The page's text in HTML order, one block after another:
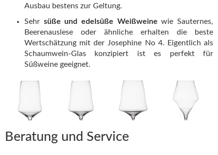
Ausbau bestens zur Geltung.
Sehr süße und edelsüße Weißweine wie Sauternes,
Beerenauslese oder ähnliche erhalten die beste
Wertschätzung mit der Josephine No 4. Eigentlich als
Schaumwein-Glas konzipiert ist es perfekt für
Süßweine geeignet.
Beratung und Service